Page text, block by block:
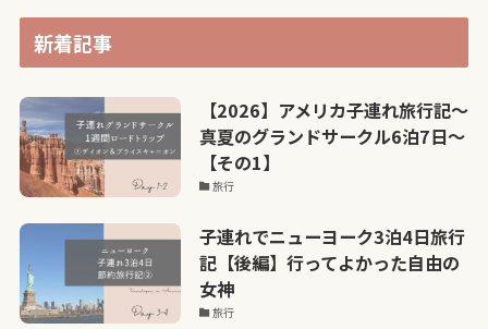
新着記事
【2026】アメリカ子連れ旅行記〜
真夏のグランドサークル6泊7日〜
【その1】
旅行
子連れでニューヨーク3泊4日旅行
記【後編】行ってよかった自由の
女神
旅行